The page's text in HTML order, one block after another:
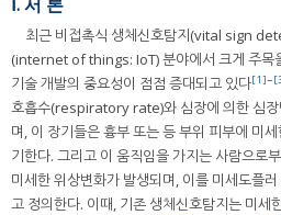
최근 비접촉식 생체신호탐지(vital sign
(internet of things: IoT) 분야에서 크게 주목
기술 개발의 중요성이 점점 증대되고 있다[1]~
호흡수(respiratory rate)와 심장에 의한 심
며, 이 장기들은 흉부 또는 등 부위 피부에 미
기한다. 그리고 이 움직임을 가지는 사람으로
미세한 위상변화가 발생되며, 이를 미세도
고 정의한다. 이때, 기존 생체신호탐지는 미세